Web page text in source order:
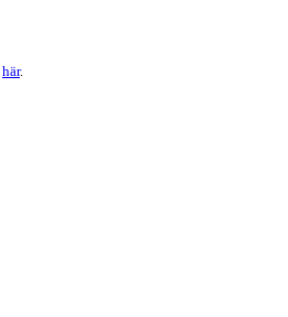
här.